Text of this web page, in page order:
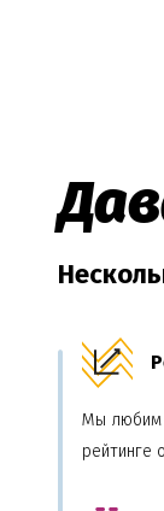
Мы любим
рейтинге